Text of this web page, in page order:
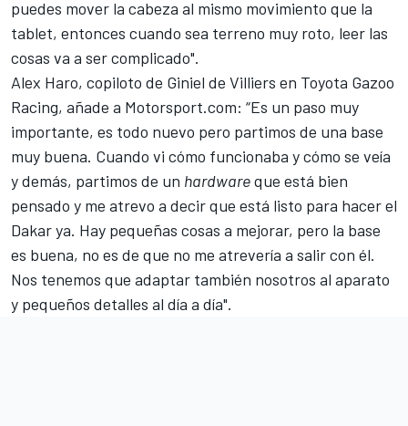
puedes mover la cabeza al mismo movimiento que la
tablet, entonces cuando sea terreno muy roto, leer las
cosas va a ser complicado".
Alex Haro, copiloto de Giniel de Villiers en Toyota Gazoo
Racing, añade a Motorsport.com: “Es un paso muy
importante, es todo nuevo pero partimos de una base
muy buena. Cuando vi cómo funcionaba y cómo se veía
y demás, partimos de un hardwareque está bien
pensado y me atrevo a decir que está listo para hacer el
Dakar ya. Hay pequeñas cosas a mejorar, pero la base
es buena, no es de que no me atrevería a salir con él.
Nos tenemos que adaptar también nosotros al aparato
y pequeños detalles al día a día".